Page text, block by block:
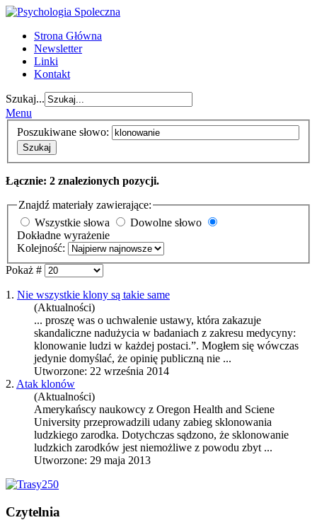
Strona Główna
Newsletter
Linki
Kontakt
Szukaj...
Menu
Poszukiwane słowo:
Szukaj
Łącznie: 2 znalezionych pozycji.
Znajdź materiały zawierające:
Wszystkie słowa
Dowolne słowo
Dokładne wyrażenie
Kolejność:
Pokaż #
1. Nie wszystkie klony są takie same
(Aktualności)
... proszę was o uchwalenie ustawy, która zakazuje
skandaliczne nadużycia w badaniach z zakresu medycyny:
klonowanie ludzi w każdej postaci.”. Mogłem się wówczas
jedynie domyślać, że opinię publiczną nie ...
Utworzone: 22 września 2014
2. Atak klonów
(Aktualności)
Amerykańscy naukowcy z Oregon Health and Sciene
University przeprowadzili udany zabieg sklonowania
ludzkiego zarodka. Dotychczas sądzono, że sklonowanie
ludzkich zarodków jest niemożliwe z powodu zbyt ...
Utworzone: 29 maja 2013
Czytelnia